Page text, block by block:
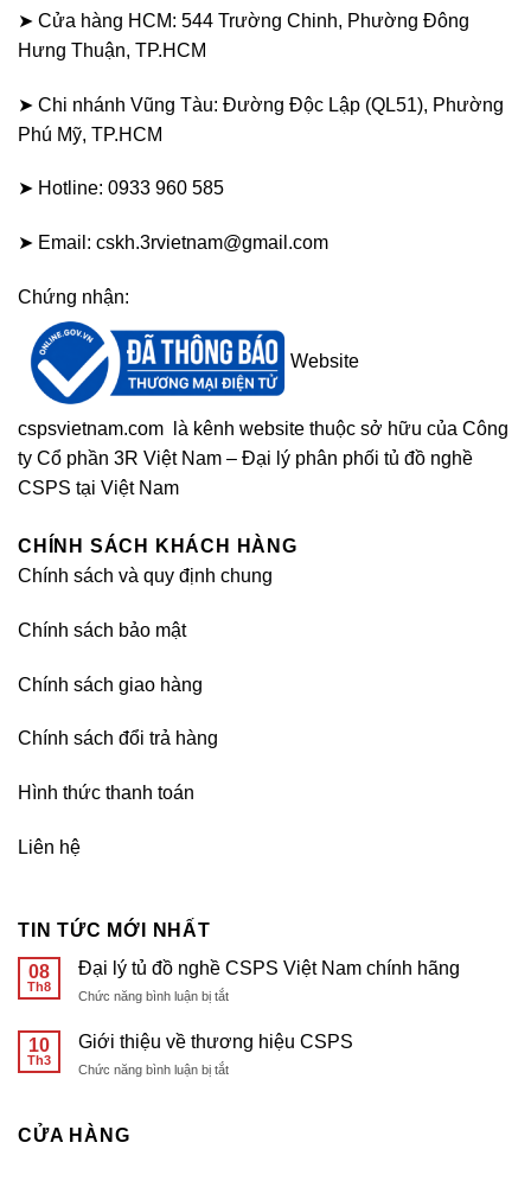
➤ Cửa hàng HCM: 544 Trường Chinh, Phường Đông
Hưng Thuận, TP.HCM
➤ Chi nhánh Vũng Tàu: Đường Độc Lập (QL51), Phường
Phú Mỹ, TP.HCM
➤ Hotline: 0933 960 585
➤ Email: cskh.3rvietnam@gmail.com
Chứng nhận:
Website
cspsvietnam.com là kênh website thuộc sở hữu của Công
ty Cổ phần 3R Việt Nam – Đại lý phân phối tủ đồ nghề
CSPS tại Việt Nam
CHÍNH SÁCH KHÁCH HÀNG
Chính sách và quy định chung
Chính sách bảo mật
Chính sách giao hàng
Chính sách đổi trả hàng
Hình thức thanh toán
Liên hệ
TIN TỨC MỚI NHẤT
08
Th8
Đại lý tủ đồ nghề CSPS Việt Nam chính hãng
Chức năng bình luận bị tắtở
lý
đồ
10
Th3
Giới thiệu về thương hiệu CSPS
Chức năng bình luận bị tắtở
CỬA HÀNG